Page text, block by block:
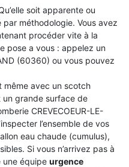
soit apparente ou
méthodologie. Vous avez
procéder vite à la
pose a vous : appelez un
(60360) ou vous pouvez
même avec un scotch
grande surface de
CREVECOEUR-LE-
l’ensemble de vos
eau chaude (cumulus),
Si vous n’arrivez pas à
une équipe urgence